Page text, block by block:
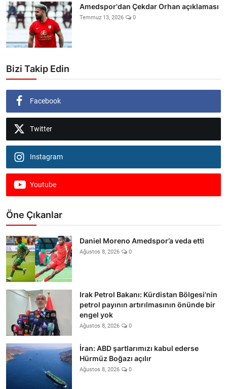
Amedspor'dan Çekdar Orhan açıklaması
Temmuz 13, 2026 0
Bizi Takip Edin
Facebook
Twitter
Instagram
Youtube
Öne Çıkanlar
Daniel Moreno Amedspor’a veda etti
Ağustos 8, 2026 0
Irak Petrol Bakanı: Kürdistan Bölgesi’nin
petrol payının artırılmasının önünde bir
engel yok
Ağustos 8, 2026 0
İran: ABD şartlarımızı kabul ederse
Hürmüz Boğazı açılır
Ağustos 8, 2026 0